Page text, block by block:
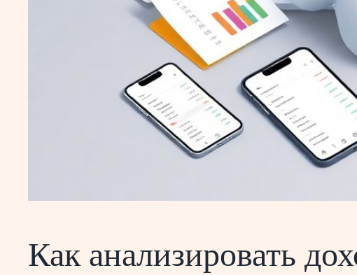
Как анализировать